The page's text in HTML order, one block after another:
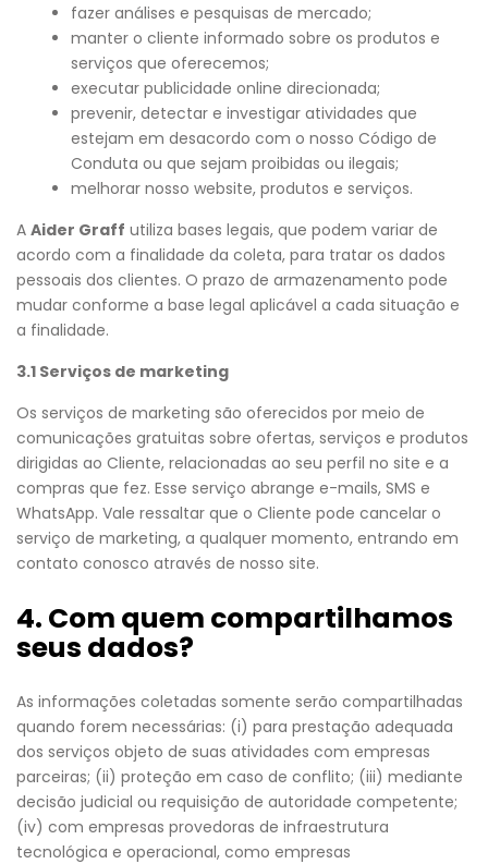
fazer análises e pesquisas de mercado;
manter o cliente informado sobre os produtos e
serviços que oferecemos;
executar publicidade online direcionada;
prevenir, detectar e investigar atividades que
estejam em desacordo com o nosso Código de
Conduta ou que sejam proibidas ou ilegais;
melhorar nosso website, produtos e serviços.
A Aider Graff utiliza bases legais, que podem variar de
acordo com a finalidade da coleta, para tratar os dados
pessoais dos clientes. O prazo de armazenamento pode
mudar conforme a base legal aplicável a cada situação e
a finalidade.
3.1 Serviços de marketing
Os serviços de marketing são oferecidos por meio de
comunicações gratuitas sobre ofertas, serviços e produtos
dirigidas ao Cliente, relacionadas ao seu perfil no site e a
compras que fez. Esse serviço abrange e-mails, SMS e
WhatsApp. Vale ressaltar que o Cliente pode cancelar o
serviço de marketing, a qualquer momento, entrando em
contato conosco através de nosso site.
4. Com quem compartilhamos
seus dados?
As informações coletadas somente serão compartilhadas
quando forem necessárias: (i) para prestação adequada
dos serviços objeto de suas atividades com empresas
parceiras; (ii) proteção em caso de conflito; (iii) mediante
decisão judicial ou requisição de autoridade competente;
(iv) com empresas provedoras de infraestrutura
tecnológica e operacional, como empresas